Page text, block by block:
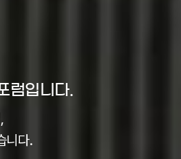
럼입니다.
니다.